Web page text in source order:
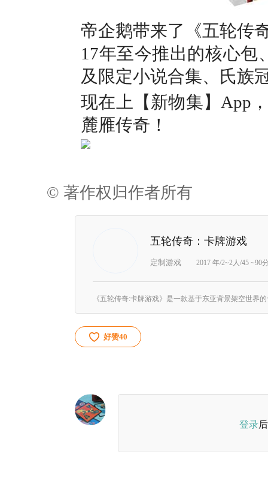
帝企鹅带来了《五轮传
17年至今推出的核心包
及限定小说合集、氏族
现在上【新物集】App
麓雁传奇！
© 著作权归作者所有
五轮传奇：卡牌游戏
定制游戏 2017 年/2~2人/45 ~90
好赞40
登录